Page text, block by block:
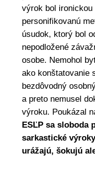
výrok bol ironickou
personifikovanú
úsudok, ktorý bol
nepodložené
osobe. Nemohol
ako konštatovanie
bezdôvodný
a preto nemusel
výroku. Poukázal
ESĽP sa sloboda
sarkastické
urážajú, šokujú